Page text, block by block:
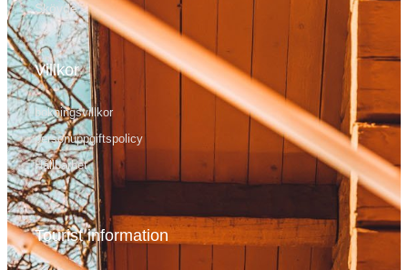
Skövde
Villkor
bokningsvillkor
personuppgiftspolicy
Hållbarhet
Tourist information